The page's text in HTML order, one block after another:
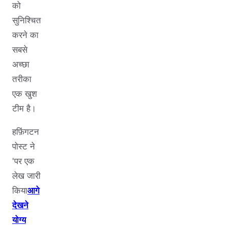
को
सुनिश्चित
करने का
सबसे
अच्छा
तरीका
एक खुश
टीम है।
हफ़िंगटन
पोस्ट ने
'पर एक
लेख जारी
कियाआगे
देखने
योग्य